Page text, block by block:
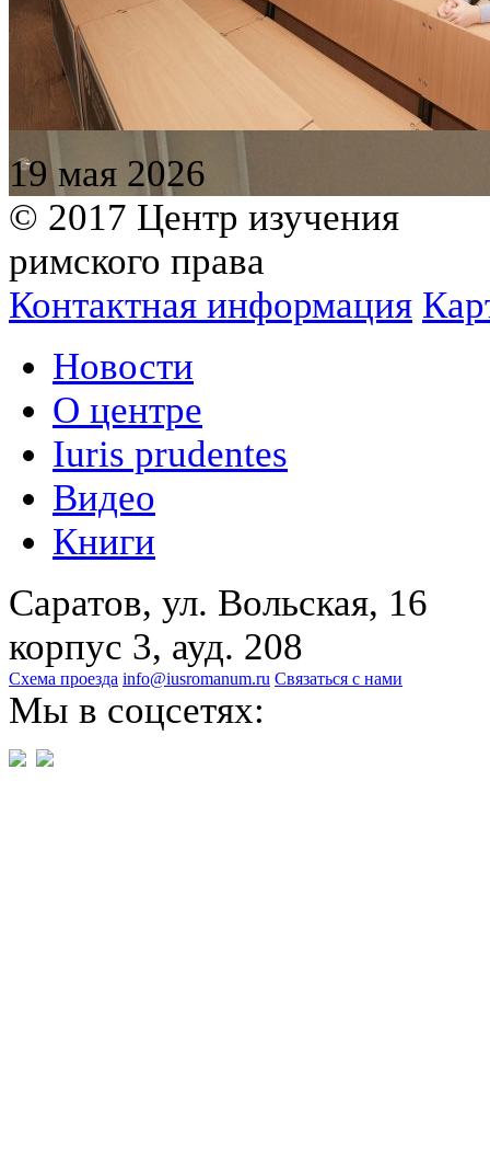
19 мая 2026
© 2017 Центр изучения
римского права
Контактная информация
Новости
О центре
Iuris prudentes
Видео
Книги
Саратов, ул. Вольская, 16
корпус 3, ауд. 208
Схема проезда info@iusromanum.ru Связаться с нами
Мы в соцсетях: